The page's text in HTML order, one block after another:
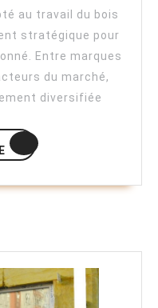
marque
d’outillage
pour
le
bois
?
au travail du bois
stratégique pour
Entre marques
du marché,
diversifiée
READ
MORE